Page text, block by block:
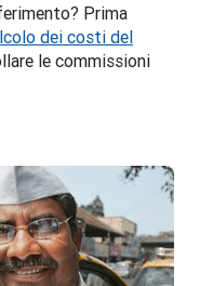
Prima
dei costi del
le commissioni